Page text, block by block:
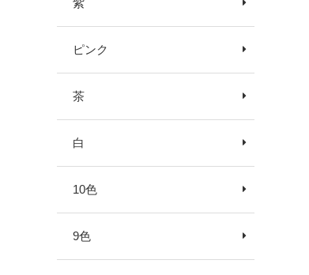
紫
ピンク
茶
白
10色
9色